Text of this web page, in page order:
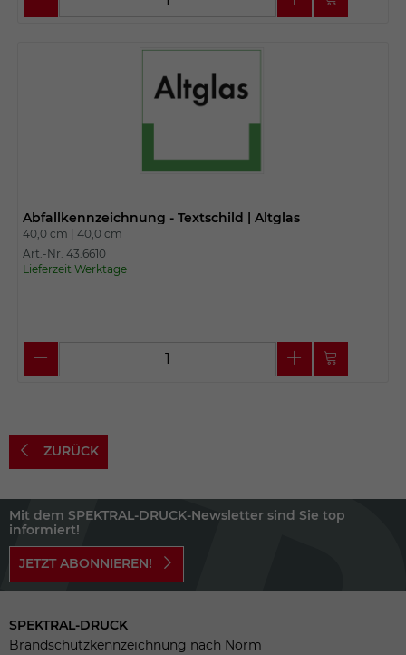
Abfallkennzeichnung - Textschild | Altglas
40,0 cm | 40,0 cm
Art.-Nr. 43.6610
Lieferzeit Werktage
ZURÜCK
Mit dem SPEKTRAL-DRUCK-Newsletter sind Sie top
informiert!
JETZT ABONNIEREN!
SPEKTRAL-DRUCK
Brandschutzkennzeichnung nach Norm